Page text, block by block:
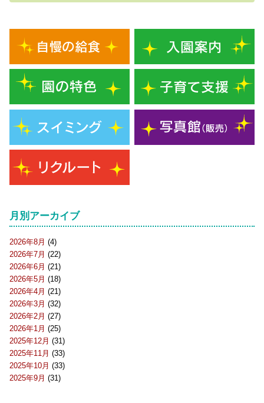
月別アーカイブ
2026年8月 (4)
2026年7月 (22)
2026年6月 (21)
2026年5月 (18)
2026年4月 (21)
2026年3月 (32)
2026年2月 (27)
2026年1月 (25)
2025年12月 (31)
2025年11月 (33)
2025年10月 (33)
2025年9月 (31)